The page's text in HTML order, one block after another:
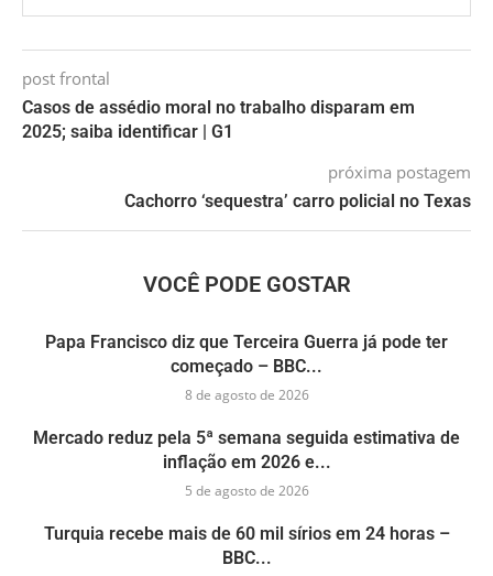
post frontal
Casos de assédio moral no trabalho disparam em
2025; saiba identificar | G1
próxima postagem
Cachorro ‘sequestra’ carro policial no Texas
VOCÊ PODE GOSTAR
Papa Francisco diz que Terceira Guerra já pode ter
começado – BBC...
8 de agosto de 2026
Mercado reduz pela 5ª semana seguida estimativa de
inflação em 2026 e...
5 de agosto de 2026
Turquia recebe mais de 60 mil sírios em 24 horas –
BBC...